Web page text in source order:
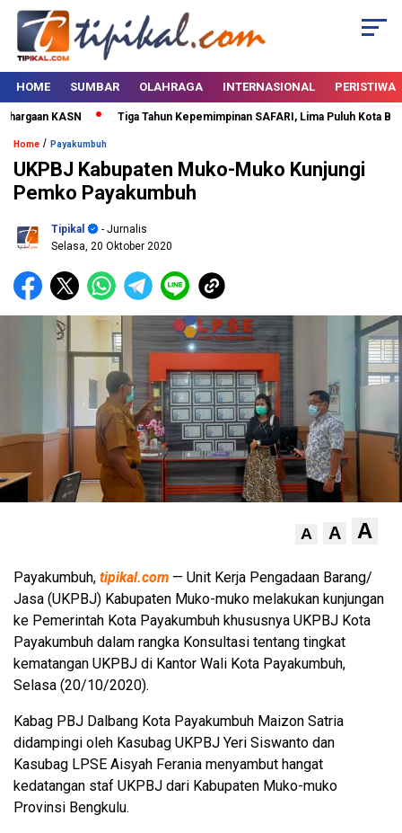
HOME SUMBAR OLAHRAGA INTERNASIONAL PERISTIWA
KASN Tiga Tahun Kepemimpinan SAFARI, Lima Puluh Kota
Home / Payakumbuh
UKPBJ Kabupaten Muko-Muko Kunjungi
Pemko Payakumbuh
Tipikal
- Jurnalis
Selasa, 20 Oktober 2020
A A A
Payakumbuh, tipikal.com — Unit Kerja Pengadaan Barang/
Jasa (UKPBJ) Kabupaten Muko-muko melakukan kunjungan
ke Pemerintah Kota Payakumbuh khususnya UKPBJ Kota
Payakumbuh dalam rangka Konsultasi tentang tingkat
kematangan UKPBJ di Kantor Wali Kota Payakumbuh,
Selasa (20/10/2020).
Kabag PBJ Dalbang Kota Payakumbuh Maizon Satria
didampingi oleh Kasubag UKPBJ Yeri Siswanto dan
Kasubag LPSE Aisyah Ferania menyambut hangat
kedatangan staf UKPBJ dari Kabupaten Muko-muko
Provinsi Bengkulu.